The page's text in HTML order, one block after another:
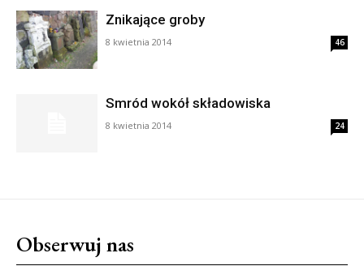
Znikające groby
8 kwietnia 2014 46
Smród wokół składowiska
8 kwietnia 2014 24
Obserwuj nas